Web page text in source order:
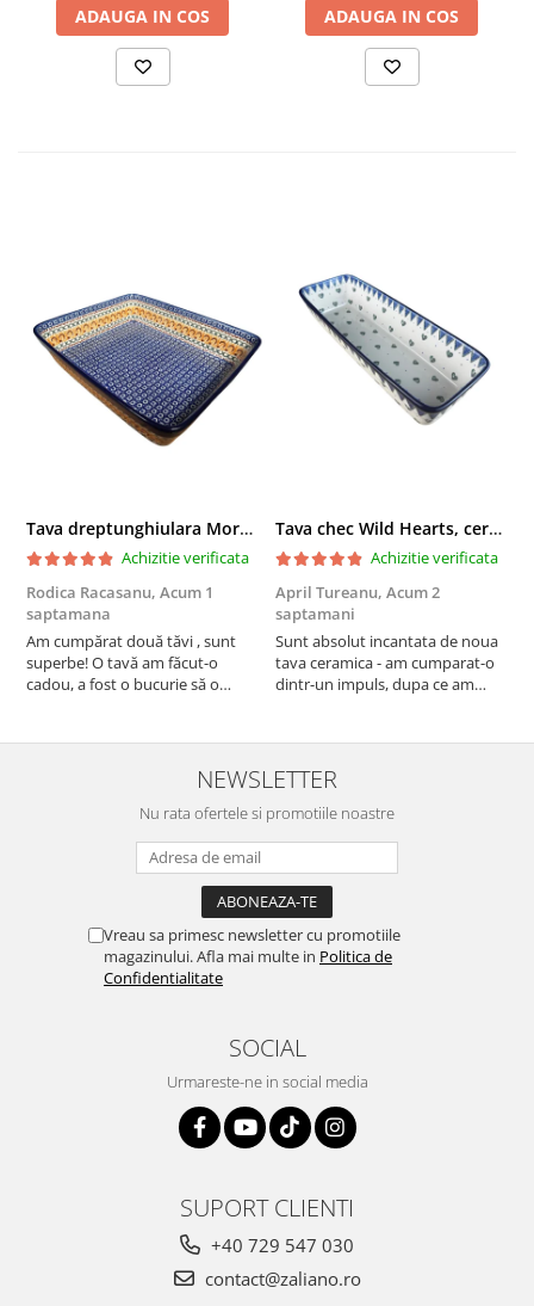
ADAUGA IN COS ADAUGA IN COS
Tava dreptunghiulara Morning Sunrise, ceramica smaltuita, pictata manual, 27,0 X 32, 5 cm
Achizitie verificata
Rodica Racasanu, Acum 1
saptamana
Am cumpărat două tăvi , sunt
superbe! O tavă am făcut-o
cadou, a fost o bucurie să o
este o plăcere să o folosim, are
Tava chec Wild Hearts, ceramica smaltuita, pictata manual, 31,0 X 12,0 cm
Achizitie verificata
April Tureanu, Acum 2
saptamani
Sunt absolut incantata de noua
tava ceramica - am cumparat-o
dintr-un impuls, dupa ce am
pete de rugina dupa spalare.
Aceasta ma va scapa de aceasta
neplacere, in plus este tare
frumoasa, o ...
NEWSLETTER
Nu rata ofertele si promotiile noastre
Vreau sa primesc newsletter cu promotiile
magazinului. Afla mai multe in Politica de
Confidentialitate
SOCIAL
Urmareste-ne in social media
SUPORT CLIENTI
+40 729 547 030
contact@zaliano.ro